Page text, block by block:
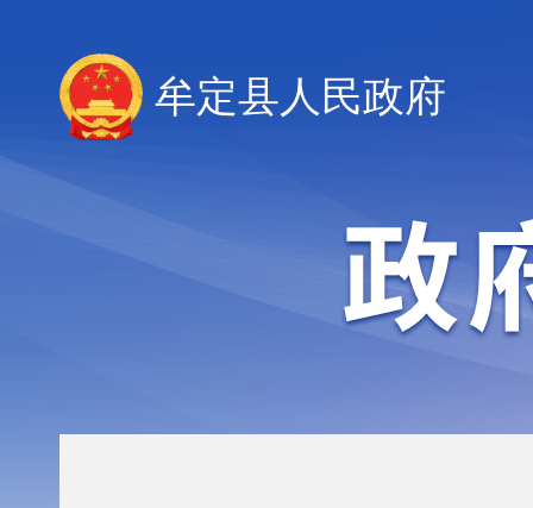
牟定县人民政府